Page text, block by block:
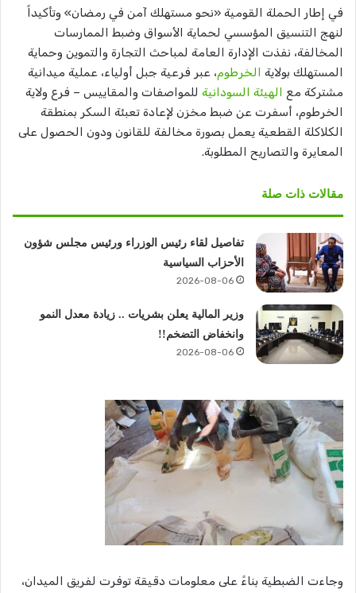
في إطار الحملة القومية «نحو مستهلك آمن في رمضان» وتأكيداً
لنهج التنسيق المؤسسي لحماية الأسواق وضبط الممارسات
المخالفة، نفذت الإدارة العامة لمباحث التجارة والتموين وحماية
المستهلك بولاية الخرطوم، عبر فرعية جبل أولياء، عملية ميدانية
مشتركة مع الهيئة السودانية للمواصفات والمقاييس – فرع ولاية
الخرطوم، أسفرت عن ضبط مخزن لإعادة تعبئة السكر بمنطقة
الكلاكلة القطعية يعمل بصورة مخالفة للقانون ودون الحصول على
المعايرة والتصاريح المطلوبة.
مقالات ذات صلة
تفاصيل لقاء رئيس الوزراء ورئيس مجلس شؤون
الأحزاب السياسية
2026-08-06
وزير المالية يعلن بشريات .. زيادة معدل النمو
وانخفاض التضخم!!
2026-08-06
وجاءت الضبطية بناءً على معلومات دقيقة توفرت لفريق الميدان،